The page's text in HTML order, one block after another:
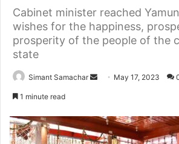
Cabinet minister reached
wishes for the happiness,
prosperity of the people of the
state
Simant Samachar
d
a
May 17, 2023
1 minute read